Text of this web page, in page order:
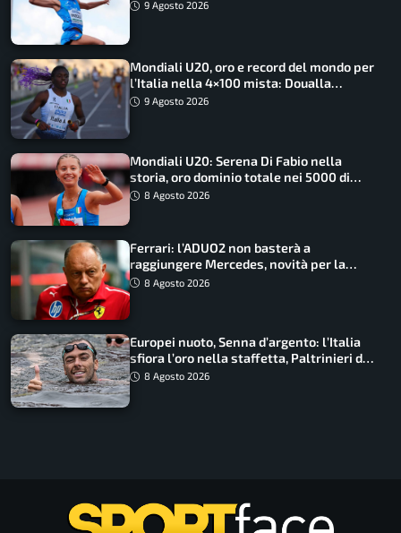
9 Agosto 2026
Mondiali U20, oro e record del mondo per
l’Italia nella 4×100 mista: Doualla
straordinaria
9 Agosto 2026
Mondiali U20: Serena Di Fabio nella
storia, oro dominio totale nei 5000 di
marcia
8 Agosto 2026
Ferrari: l’ADUO2 non basterà a
raggiungere Mercedes, novità per la
Macarena
8 Agosto 2026
Europei nuoto, Senna d’argento: l’Italia
sfiora l’oro nella staffetta, Paltrinieri da
urlo, il bilancio azzurro
8 Agosto 2026